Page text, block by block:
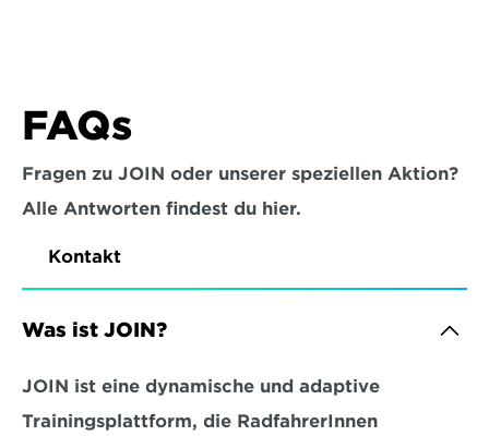
FAQs
Fragen zu JOIN oder unserer speziellen Aktion?
Alle Antworten findest du hier.
Kontakt
Was ist JOIN?
JOIN ist eine dynamische und adaptive
Trainingsplattform, die RadfahrerInnen